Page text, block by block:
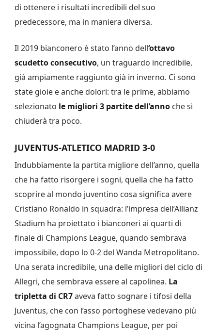
di ottenere i risultati incredibili del suo
predecessore, ma in maniera diversa.
Il 2019 bianconero è stato l’anno dell‘ottavo
scudetto consecutivo, un traguardo incredibile,
già ampiamente raggiunto già in inverno. Ci sono
state gioie e anche dolori: tra le prime, abbiamo
selezionato le migliori 3 partite dell’anno che si
chiuderà tra poco.
JUVENTUS-ATLETICO MADRID 3-0
Indubbiamente la partita migliore dell’anno, quella
che ha fatto risorgere i sogni, quella che ha fatto
scoprire al mondo juventino cosa significa avere
Cristiano Ronaldo in squadra: l’impresa dell’Allianz
Stadium ha proiettato i bianconeri ai quarti di
finale di Champions League, quando sembrava
impossibile, dopo lo 0-2 del Wanda Metropolitano.
Una serata incredibile, una delle migliori del ciclo di
Allegri, che sembrava essere al capolinea. La
tripletta di CR7aveva fatto sognare i tifosi della
Juventus, che con l’asso portoghese vedevano più
vicina l’agognata Champions League, per poi